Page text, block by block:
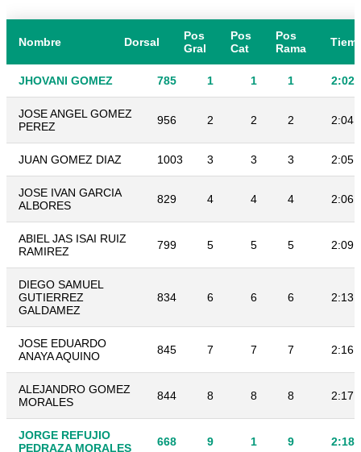
Nombre Dorsal
Pos
Gral
Pos
Cat
Pos
Rama
JHOVANI GOMEZ 785 1 1 1
JOSE ANGEL GOMEZ
PEREZ
956 2 2 2
JUAN GOMEZ DIAZ 1003 3 3 3
JOSE IVAN GARCIA
ALBORES
829 4 4 4
ABIEL JAS ISAI RUIZ
RAMIREZ
799 5 5 5
DIEGO SAMUEL
GUTIERREZ
GALDAMEZ
834 6 6 6
JOSE EDUARDO
ANAYA AQUINO
845 7 7 7
ALEJANDRO GOMEZ
MORALES
844 8 8 8
JORGE REFUJIO
PEDRAZA MORALES
668 9 1 9